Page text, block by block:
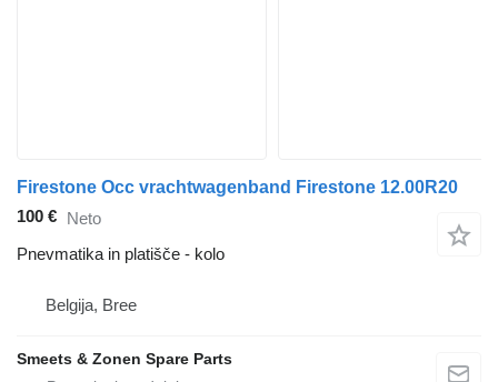
Firestone Occ vrachtwagenband Firestone 12.00R20
100 € Neto
Pnevmatika in platišče - kolo
Belgija, Bree
Smeets & Zonen Spare Parts